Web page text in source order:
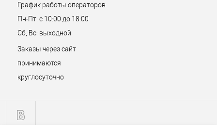
График работы операторов
Пн-Пт: с 10:00 до 18:00
Сб, Вс: выходной
Заказы через сайт
принимаются
круглосуточно